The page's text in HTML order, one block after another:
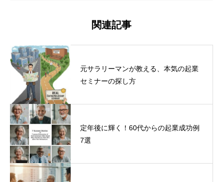
関連記事
元サラリーマンが教える、本気の起業
セミナーの探し方
定年後に輝く！60代からの起業成功例
7選